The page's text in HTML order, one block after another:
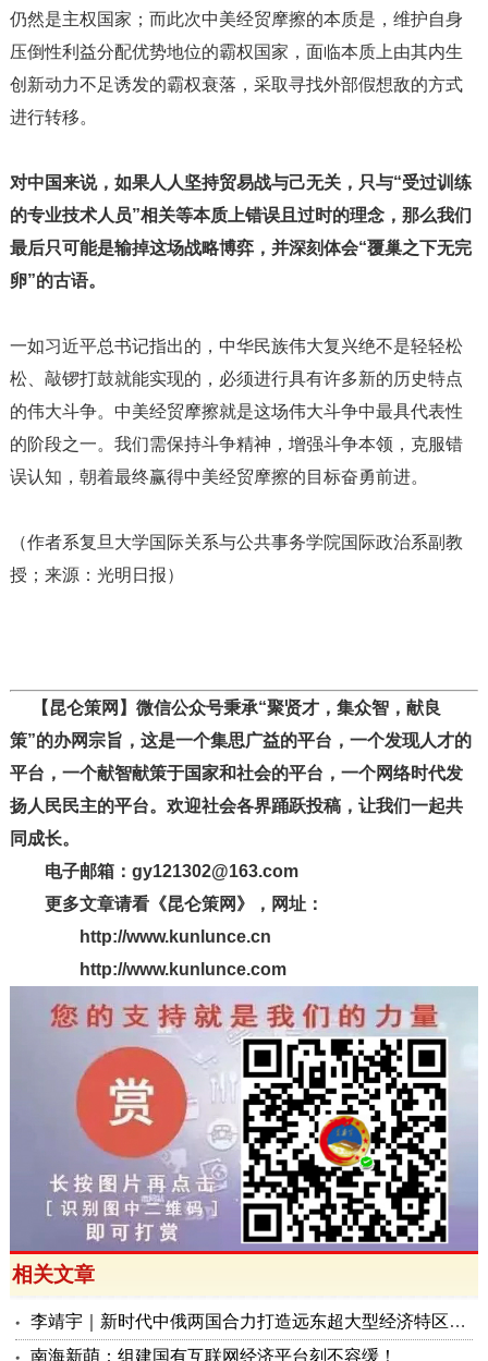
仍然是主权国家；而此次中美经贸摩擦的本质是，维护自身
压倒性利益分配优势地位的霸权国家，面临本质上由其内生
创新动力不足诱发的霸权衰落，采取寻找外部假想敌的方式
进行转移。
对中国来说，如果人人坚持贸易战与己无关，只与“受过训练
的专业技术人员”相关等本质上错误且过时的理念，那么我们
最后只可能是输掉这场战略博弈，并深刻体会“覆巢之下无完
卵”的古语。
一如习近平总书记指出的，中华民族伟大复兴绝不是轻轻松
松、敲锣打鼓就能实现的，必须进行具有许多新的历史特点
的伟大斗争。中美经贸摩擦就是这场伟大斗争中最具代表性
的阶段之一。我们需保持斗争精神，增强斗争本领，克服错
误认知，朝着最终赢得中美经贸摩擦的目标奋勇前进。
（作者系复旦大学国际关系与公共事务学院国际政治系副教
授；来源：光明日报）
【昆仑策网】微信公众号秉承“聚贤才，集众智，献良
策”的办网宗旨，这是一个集思广益的平台，一个发现人才的
平台，一个献智献策于国家和社会的平台，一个网络时代发
扬人民民主的平台。欢迎社会各界踊跃投稿，让我们一起共
同成长。
电子邮箱：gy121302@163.com
更多文章请看《昆仑策网》，网址：
http://www.kunlunce.cn
http://www.kunlunce.com
相关文章
李靖宇｜新时代中俄两国合力打造远东超大型经济特区的战略推进构想
南海新萌：组建国有互联网经济平台刻不容缓！